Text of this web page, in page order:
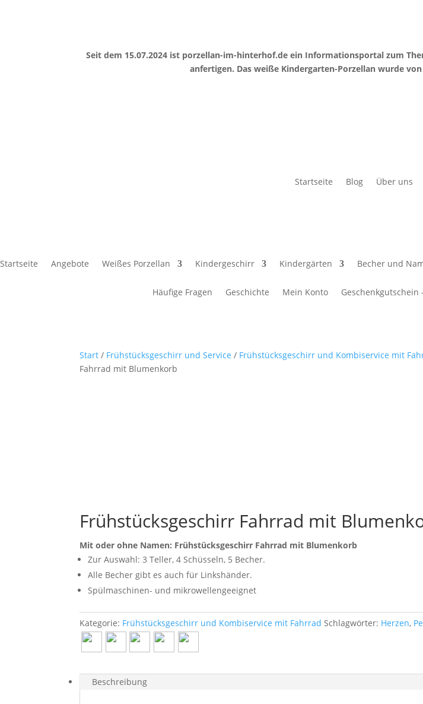
Seit dem 15.07.2024 ist porzellan-im-hinterhof.de ein Informationsportal zum
anfertigen. Das weiße Kindergarten-Porzellan wurde
Startseite Blog Über uns
Startseite Angebote Weißes Porzellan Kindergeschirr Kindergärten Becher und
Häufige Fragen Geschichte Mein Konto Geschenkgutschein
Start / Frühstücksgeschirr und Service / Frühstücksgeschirr und Kombiservice mit
Fahrrad mit Blumenkorb
Frühstücksgeschirr Fahrrad mit
Mit oder ohne Namen: Frühstücksgeschirr Fahrrad mit Blumenkorb
Zur Auswahl: 3 Teller, 4 Schüsseln, 5 Becher.
Alle Becher gibt es auch für Linkshänder.
Spülmaschinen- und mikrowellengeeignet
Kategorie: Frühstücksgeschirr und Kombiservice mit Fahrrad Schlagwörter: Herzen,
Beschreibung